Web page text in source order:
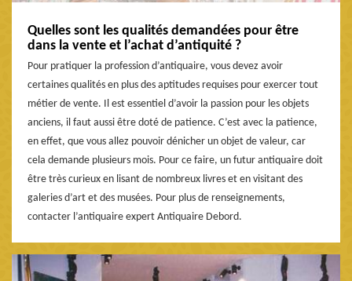
Quelles sont les qualités demandées pour être
dans la vente et l’achat d’antiquité ?
Pour pratiquer la profession d’antiquaire, vous devez avoir
certaines qualités en plus des aptitudes requises pour exercer tout
métier de vente. Il est essentiel d’avoir la passion pour les objets
anciens, il faut aussi être doté de patience. C’est avec la patience,
en effet, que vous allez pouvoir dénicher un objet de valeur, car
cela demande plusieurs mois. Pour ce faire, un futur antiquaire doit
être très curieux en lisant de nombreux livres et en visitant des
galeries d’art et des musées. Pour plus de renseignements,
contacter l’antiquaire expert Antiquaire Debord.